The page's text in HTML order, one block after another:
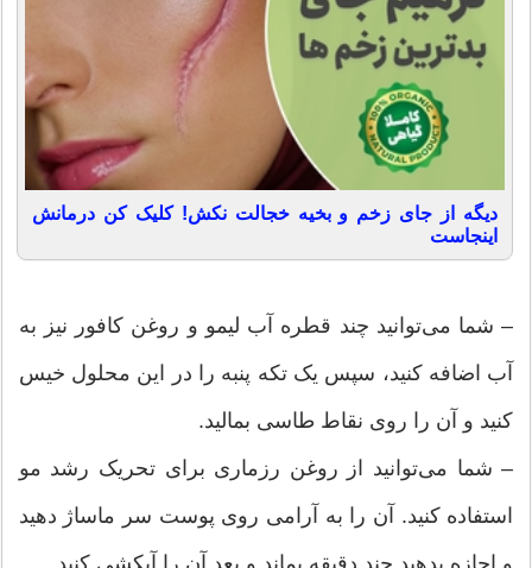
دیگه از جای زخم و بخیه خجالت نکش! کلیک کن درمانش
اینجاست
– شما می‌توانید چند قطره آب لیمو و روغن کافور نیز به
آب اضافه کنید، سپس یک تکه پنبه را در این محلول خیس
کنید و آن را روی نقاط طاسی بمالید.
– شما می‌توانید از روغن رزماری برای تحریک رشد مو
استفاده کنید. آن را به آرامی روی پوست سر ماساژ دهید
و اجازه بدهید چند دقیقه بماند و بعد آن را آبکشی کنید.